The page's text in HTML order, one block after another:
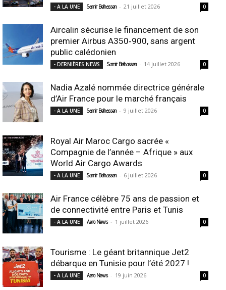
- A LA UNE Samir Belhassen - 21 juillet 2026 0
Aircalin sécurise le financement de son
premier Airbus A350‑900, sans argent
public calédonien
- DERNIÈRES NEWS Samir Belhassen - 14 juillet 2026 0
Nadia Azalé nommée directrice générale
d’Air France pour le marché français
- A LA UNE Samir Belhassen - 9 juillet 2026 0
Royal Air Maroc Cargo sacrée «
Compagnie de l’année – Afrique » aux
World Air Cargo Awards
- A LA UNE Samir Belhassen - 6 juillet 2026 0
Air France célèbre 75 ans de passion et
de connectivité entre Paris et Tunis
- A LA UNE Aero News - 1 juillet 2026 0
Tourisme : Le géant britannique Jet2
débarque en Tunisie pour l’été 2027 !
- A LA UNE Aero News - 19 juin 2026 0